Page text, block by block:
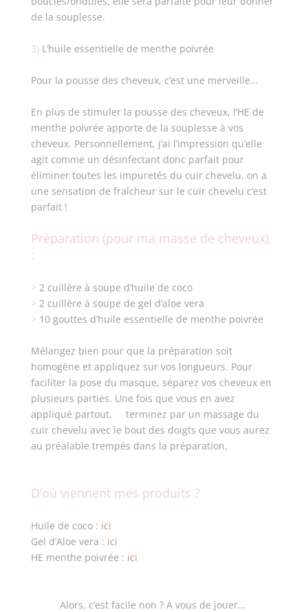
de la souplesse.
3)L’huile essentielle de menthe poivrée
Pour la pousse des cheveux, c’est une merveille…
En plus de stimuler la pousse des cheveux, l’HE de
menthe poivrée apporte de la souplesse à vos
cheveux. Personnellement, j’ai l’impression qu’elle
agit comme un désinfectant donc parfait pour
éliminer toutes les impuretés du cuir chevelu, on a
une sensation de fraîcheur sur le cuir chevelu c’est
parfait !
Préparation (pour ma masse de cheveux)
:
> 2 cuillère à soupe d’huile de coco
> 2 cuillère à soupe de gel d’aloe vera
> 10 gouttes d’huile essentielle de menthe poivrée
Mélangez bien pour que la préparation soit
homogène et appliquez sur vos longueurs. Pour
faciliter la pose du masque, séparez vos cheveux en
plusieurs parties. Une fois que vous en avez
appliqué partout, terminez par un massage du
cuir chevelu avec le bout des doigts que vous aurez
au préalable trempés dans la préparation.
D’où viennent mes produits ?
Huile de coco : ici
Gel d’Aloe vera : ici
HE menthe poivrée : ici
Alors, c’est facile non ? A vous de jouer…